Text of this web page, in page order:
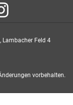
Lambacher Feld 4
vorbehalten.